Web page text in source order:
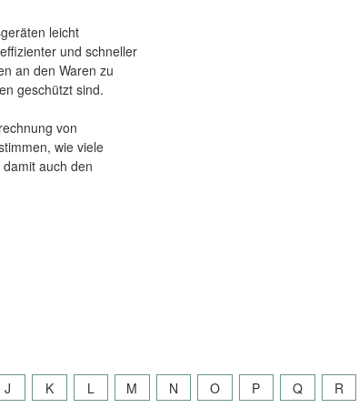
leicht
und schneller
an den Waren zu
geschützt sind.
von
wie viele
auch den
J K L M N O P Q R